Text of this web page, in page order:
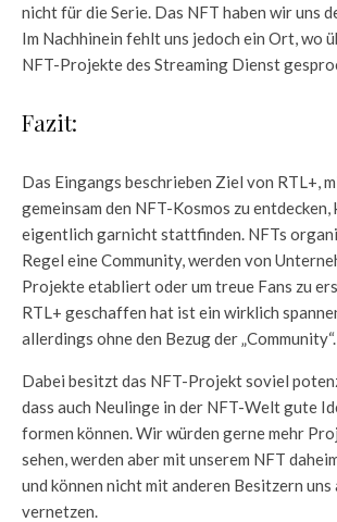
nicht für die Serie. Das NFT haben wir uns
Im Nachhinein fehlt uns jedoch ein Ort, wo
NFT-Projekte des Streaming Dienst
Fazit:
Das Eingangs beschrieben Ziel von RTL+,
gemeinsam den NFT-Kosmos zu entdecken,
eigentlich garnicht stattfinden. NFTs
Regel eine Community, werden von
Projekte etabliert oder um treue Fans zu
RTL+ geschaffen hat ist ein wirklich
allerdings ohne den Bezug der „Community“.
Dabei besitzt das NFT-Projekt soviel
dass auch Neulinge in der NFT-Welt gute
formen können. Wir würden gerne mehr
sehen, werden aber mit unserem NFT
und können nicht mit anderen Besitzern uns
vernetzen.